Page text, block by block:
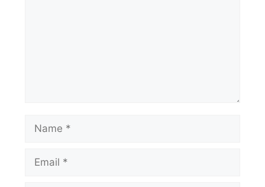
Name
Email